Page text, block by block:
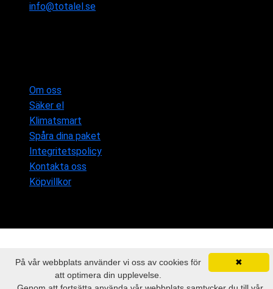
info@totalel.se
Om oss
Säker el
Klimatsmart
Spåra dina paket
Integritetspolicy
Kontakta oss
Köpvillkor
✖
På vår webbplats använder vi oss av cookies för
att optimera din upplevelse.